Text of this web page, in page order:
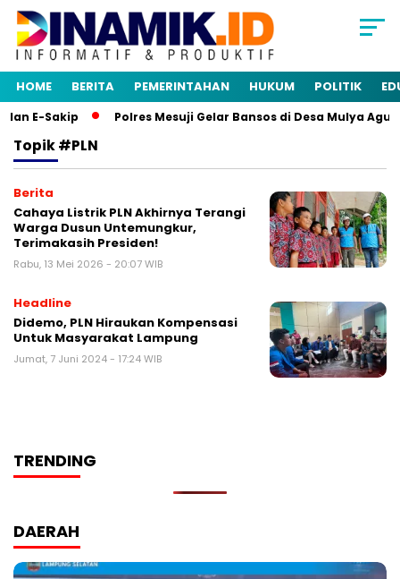
HOME BERITA PEMERINTAHAN HUKUM POLITIK
E-Sakip Polres Mesuji Gelar Bansos di Desa Mulya
Topik#PLN
Berita
Cahaya Listrik PLN Akhirnya Terangi
Warga Dusun Untemungkur,
Terimakasih Presiden!
Rabu, 13 Mei 2026 - 20:07 WIB
Headline
Didemo, PLN Hiraukan Kompensasi
Untuk Masyarakat Lampung
Jumat, 7 Juni 2024 - 17:24 WIB
TRENDING
DAERAH